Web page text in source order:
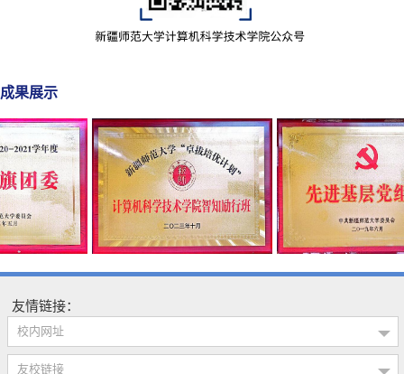
成果展示
友情链接：
校内网址
友校链接